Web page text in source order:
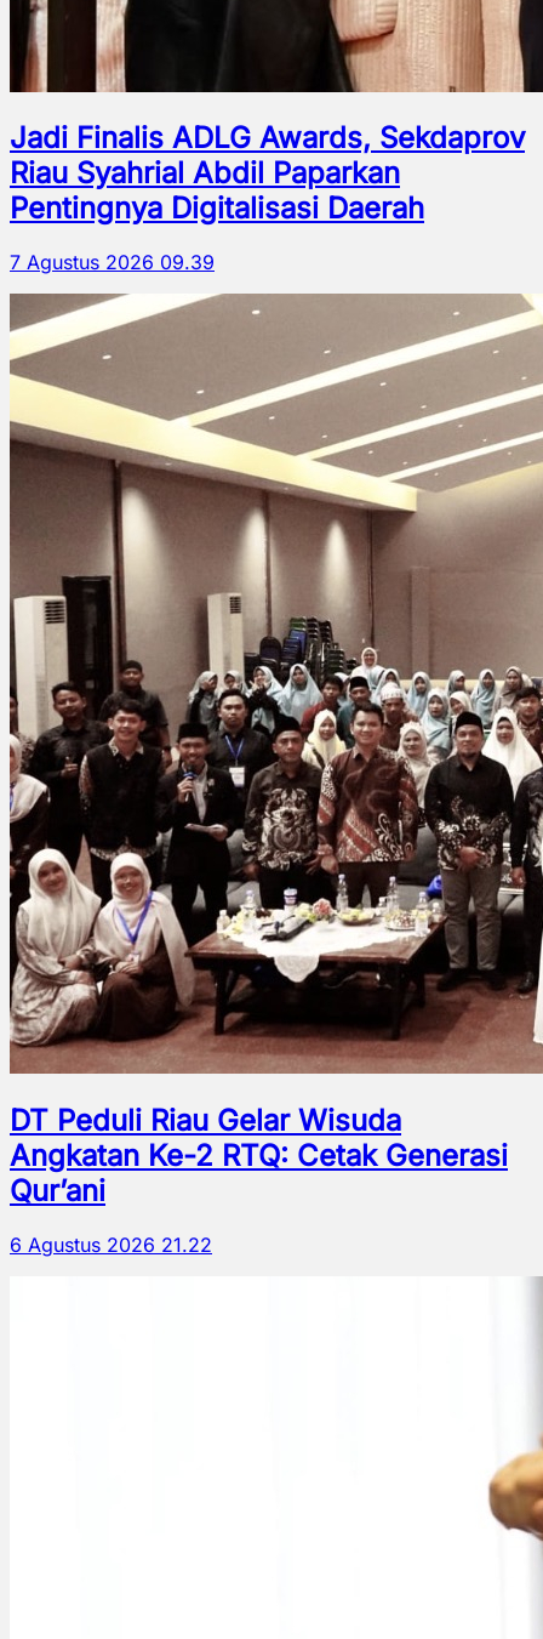
Jadi Finalis ADLG Awards, Sekdaprov
Riau Syahrial Abdil Paparkan
Pentingnya Digitalisasi Daerah
7 Agustus 2026 09.39
DT Peduli Riau Gelar Wisuda
Angkatan Ke-2 RTQ: Cetak Generasi
Qur’ani
6 Agustus 2026 21.22